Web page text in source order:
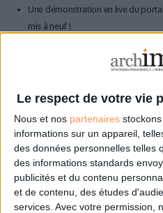
Le respect de votre vie
Nous et nos partenaires
informations sur un appareil,
des données personnelles telles
des informations standards
publicités et du contenu
et de contenu, des études
services. Avec votre permission,
Une démonstration en live du
mis à neuf !
0 Commentaire
Veille
Portail Documentaire
Connectez-vousou